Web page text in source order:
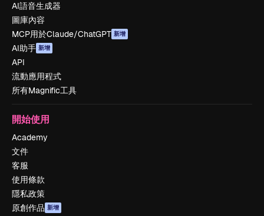
AI語音生成器
圖庫內容
MCP用於Claude/ChatGPT 新增
AI助手 新增
API
流動應用程式
所有Magnific工具
開始使用
Academy
文件
客服
使用條款
隱私政策
原創作品 新增